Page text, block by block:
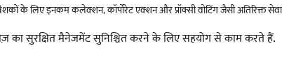
के लिए इनकम कलेक्शन, कॉर्पोरेट एक्शन और प्रॉक्सी वोटिंग जैसी अतिरिक्त
का सुरक्षित मैनेजमेंट सुनिश्चित करने के लिए सहयोग से काम करते हैं.